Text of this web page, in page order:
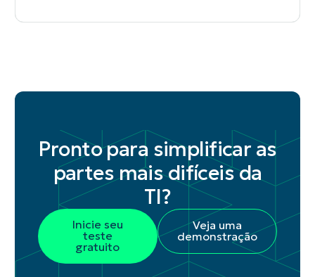
Pronto para simplificar as
partes mais difíceis da
TI?
Inicie seu
teste
gratuito
Veja uma
demonstração